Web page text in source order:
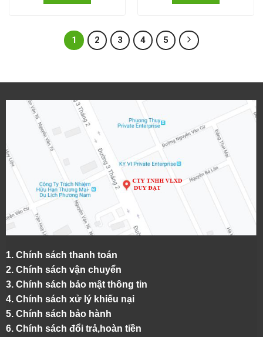
1 2 3 4 5
1. Chính sách thanh toán
2. Chính sách vận chuyển
3. Chính sách bảo mật thông tin
4. Chính sách xử lý khiếu nại
5. Chính sách bảo hành
6. Chính sách đổi trả,hoàn tiền